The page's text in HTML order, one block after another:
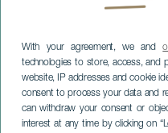
With your agreement, we and
technologies to store, access, and
website, IP addresses and cookie
consent to process your data and
can withdraw your consent or
interest at any time by clicking on